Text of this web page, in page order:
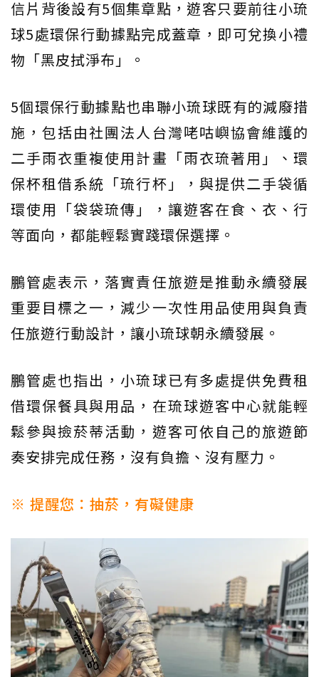
信片背後設有5個集章點，遊客只要前往小琉
球5處環保行動據點完成蓋章，即可兌換小禮
物「黑皮拭淨布」。
5個環保行動據點也串聯小琉球既有的減廢措
施，包括由社團法人台灣咾咕嶼協會維護的
二手雨衣重複使用計畫「雨衣琉著用」、環
保杯租借系統「琉行杯」，與提供二手袋循
環使用「袋袋琉傳」，讓遊客在食、衣、行
等面向，都能輕鬆實踐環保選擇。
鵬管處表示，落實責任旅遊是推動永續發展
重要目標之一，減少一次性用品使用與負責
任旅遊行動設計，讓小琉球朝永續發展。
鵬管處也指出，小琉球已有多處提供免費租
借環保餐具與用品，在琉球遊客中心就能輕
鬆參與撿菸蒂活動，遊客可依自己的旅遊節
奏安排完成任務，沒有負擔、沒有壓力。
※ 提醒您：抽菸，有礙健康